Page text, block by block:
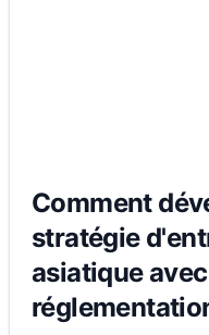
Comment
stratégie
asiatique